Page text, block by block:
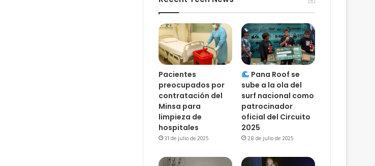
Pacientes
preocupados por
contratación del
Minsa para
limpieza de
hospitales
31 de julio de 2025
Pana Roof se
sube a la ola del
surf nacional como
patrocinador
oficial del Circuito
2025
28 de julio de 2025